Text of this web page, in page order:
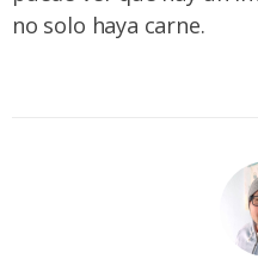
no solo haya carne.